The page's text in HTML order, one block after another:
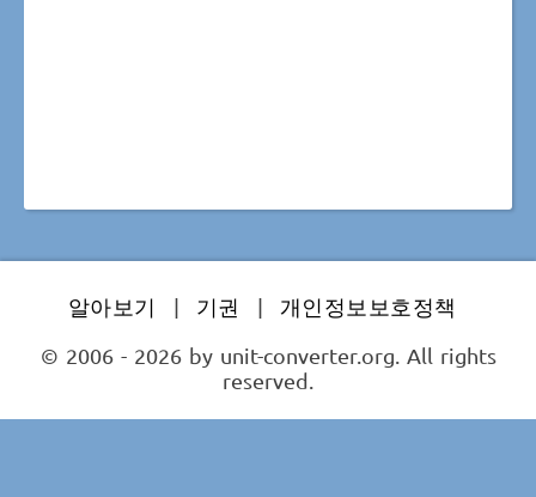
알아보기 | 기권 |
개인정보보호정책
© 2006 - 2026 by unit-converter.org. All rights
reserved.